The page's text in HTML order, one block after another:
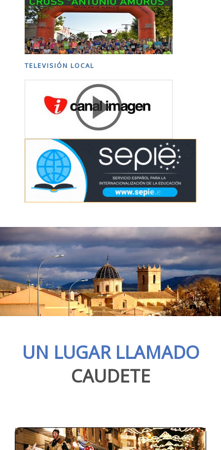
TELEVISIÓN LOCAL
UN LUGAR LLAMADO
CAUDETE